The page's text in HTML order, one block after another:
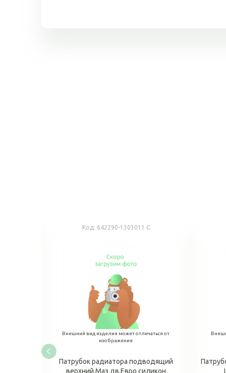
Код: 642290-1303011 С
Внешний вид изделия может отличаться от
изображения
Патрубок радиатора подводящий
верхний Маз дв.Евро силикон